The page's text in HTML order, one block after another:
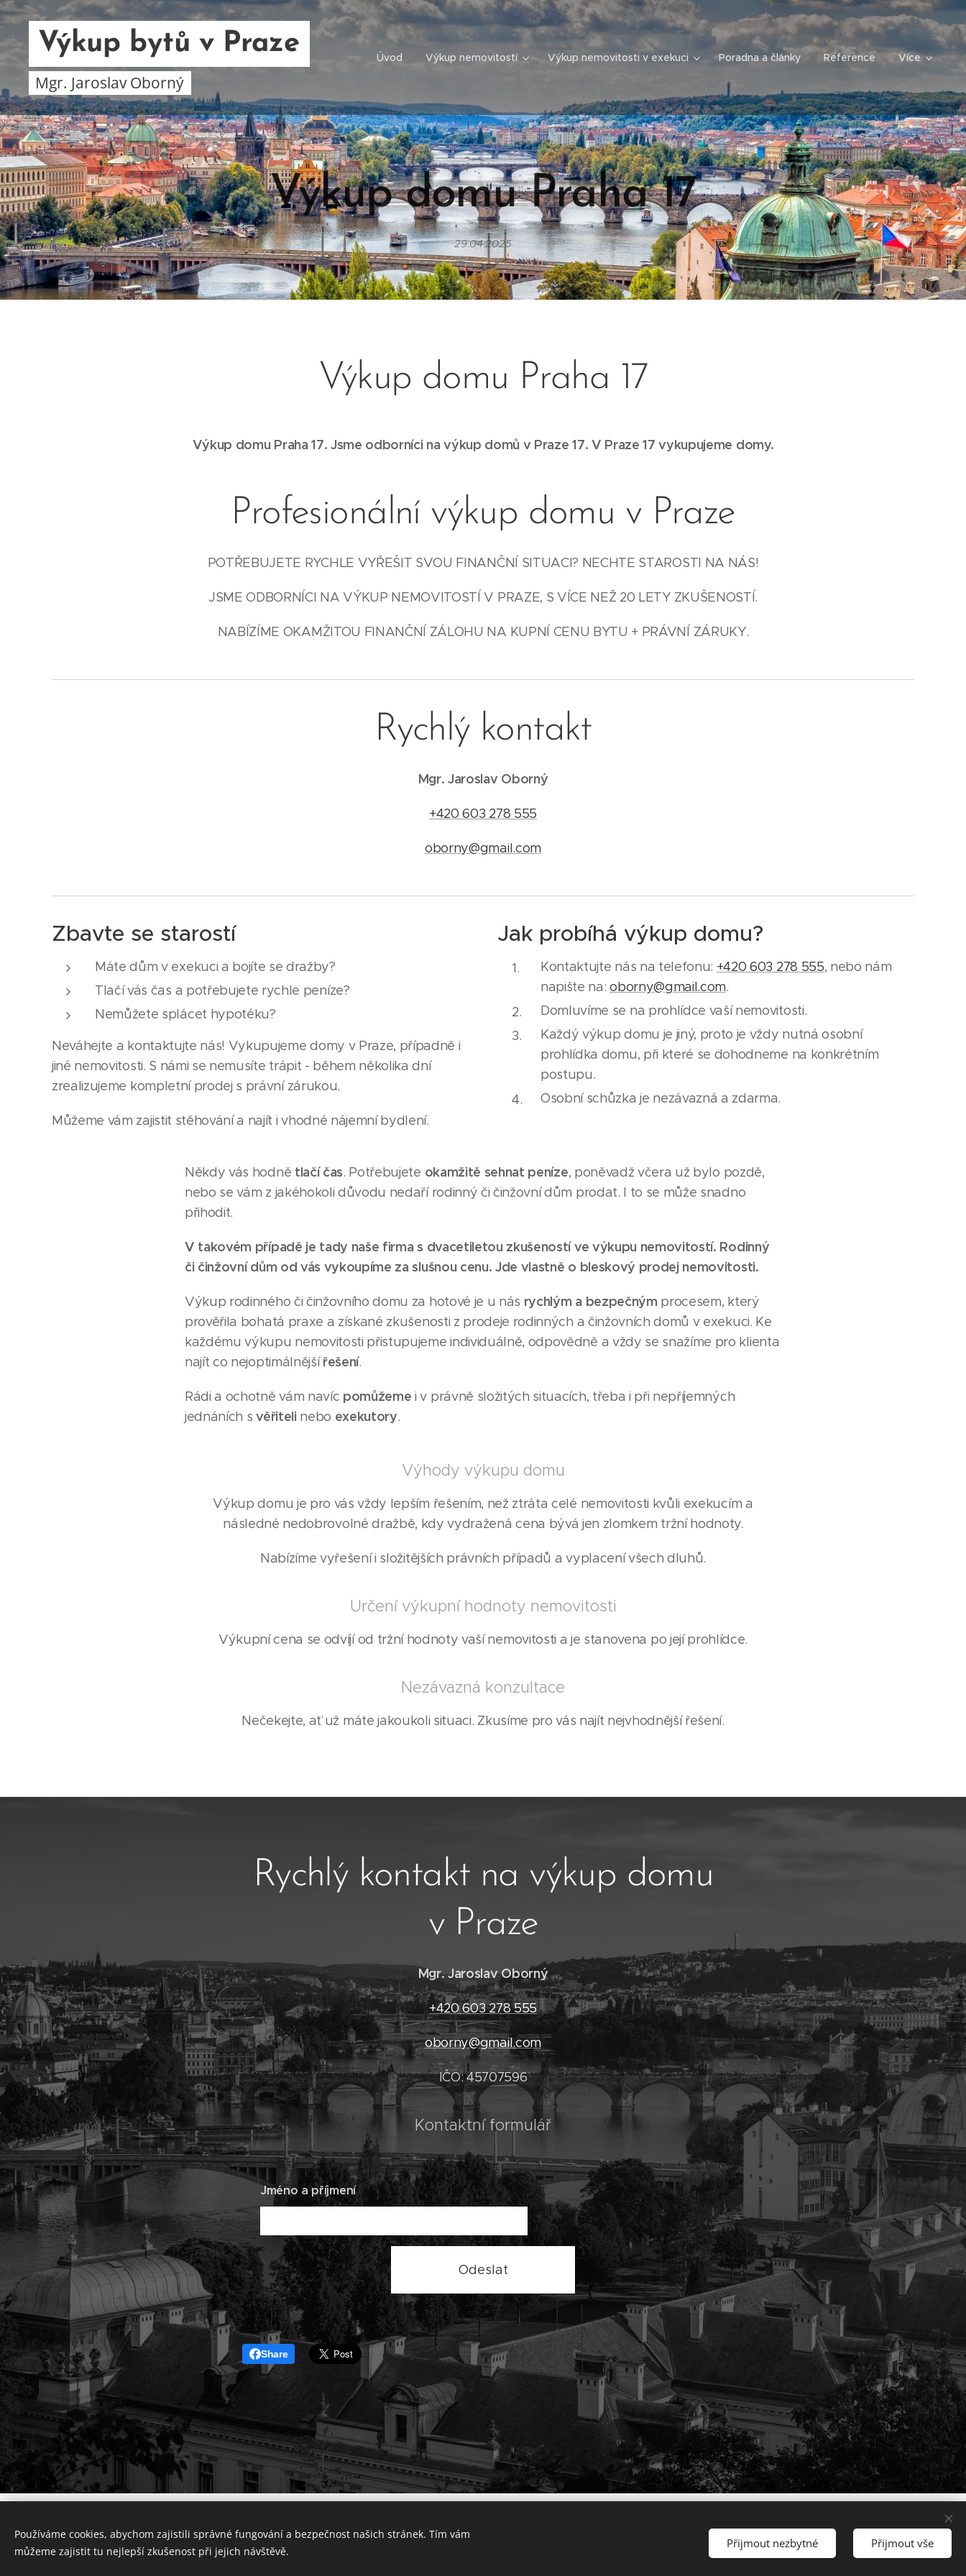
Výkup bytů v Praze
Mgr. Jaroslav Oborný
Úvod Výkup nemovitostí Výkup nemovitosti v exekuci Poradna a články Reference Více
Výkup domu Praha 17
29.04.2025
Výkup domu Praha 17
Výkup domu Praha 17. Jsme odborníci na výkup domů v Praze 17. V Praze 17 vykupujeme domy.
Profesionální výkup domu v Praze
POTŘEBUJETE RYCHLE VYŘEŠIT SVOU FINANČNÍ SITUACI? NECHTE STAROSTI NA NÁS!
JSME ODBORNÍCI NA VÝKUP NEMOVITOSTÍ V PRAZE, S VÍCE NEŽ 20 LETY ZKUŠENOSTÍ.
NABÍZÍME OKAMŽITOU FINANČNÍ ZÁLOHU NA KUPNÍ CENU BYTU + PRÁVNÍ ZÁRUKY.
Rychlý kontakt
Mgr. Jaroslav Oborný
+420 603 278 555
oborny@gmail.com
Zbavte se starostí
Máte dům v exekuci a bojíte se dražby?
Tlačí vás čas a potřebujete rychle peníze?
Nemůžete splácet hypotéku?
Neváhejte a kontaktujte nás! Vykupujeme domy v Praze, případně i
jiné nemovitosti. S námi se nemusíte trápit - během několika dní
zrealizujeme kompletní prodej s právní zárukou.
Můžeme vám zajistit stěhování a najít i vhodné nájemní bydlení.
Jak probíhá výkup domu?
Kontaktujte nás na telefonu: +420 603 278 555, nebo nám
napište na:oborny@gmail.com.
Domluvíme se na prohlídce vaší nemovitosti.
Každý výkup domu je jiný, proto je vždy nutná osobní
prohlídka domu, při které se dohodneme na konkrétním
postupu.
Osobní schůzka je nezávazná a zdarma.
Někdy vás hodně tlačí čas. Potřebujete okamžitě sehnat peníze, poněvadž včera už bylo pozdě,
nebo se vám z jakéhokoli důvodu nedaří rodinný či činžovní dům prodat. I to se může snadno
přihodit.
V takovém případě je tady naše firma s dvacetiletou zkušeností ve výkupu nemovitostí. Rodinný
či činžovní dům od vás vykoupíme za slušnou cenu. Jde vlastně o bleskový prodej nemovitosti.
Výkup rodinného či činžovního domu za hotové je u nás rychlým a bezpečným procesem, který
prověřila bohatá praxe a získané zkušenosti z prodeje rodinných a činžovních domů v exekuci. Ke
každému výkupu nemovitosti přistupujeme individuálně, odpovědně a vždy se snažíme pro klienta
najít co nejoptimálnějšířešení.
Rádi a ochotně vám navíc pomůžemei v právně složitých situacích, třeba i při nepříjemných
jednáních svěřiteli nebo exekutory.
Výhody výkupu domu
Výkup domu je pro vás vždy lepším řešením, než ztráta celé nemovitosti kvůli exekucím a
následné nedobrovolné dražbě, kdy vydražená cena bývá jen zlomkem tržní hodnoty.
Nabízíme vyřešení i složitějších právních případů a vyplacení všech dluhů.
Určení výkupní hodnoty nemovitosti
Výkupní cena se odvíjí od tržní hodnoty vaší nemovitosti a je stanovena po její prohlídce.
Nezávazná konzultace
Nečekejte, ať už máte jakoukoli situaci. Zkusíme pro vás najít nejvhodnější řešení.
Rychlý kontakt na výkup domu
v Praze
Mgr. Jaroslav Oborný
+420 603 278 555
oborny@gmail.com
IČO: 45707596
Kontaktní formulář
Jméno a příjmení
Odeslat
Share
Lokality
Používáme cookies, abychom zajistili správné fungování a bezpečnost našich stránek. Tím vám
můžeme zajistit tu nejlepší zkušenost při jejich návštěvě.
Přijmout nezbytné Přijmout vše